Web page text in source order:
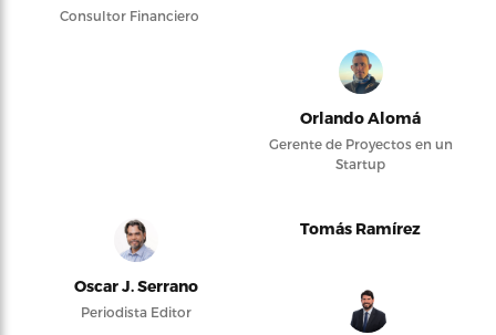
Consultor Financiero
Orlando Alomá
Gerente de Proyectos en un
Startup
Oscar J. Serrano
Periodista Editor
Tomás Ramírez